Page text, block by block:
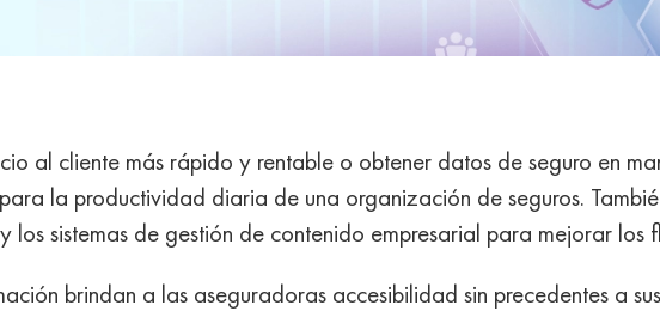
al cliente más rápido y rentable o obtener datos de seguro en
la productividad diaria de una organización de seguros.
sistemas de gestión de contenido empresarial para mejorar
brindan a las aseguradoras accesibilidad sin precedentes a